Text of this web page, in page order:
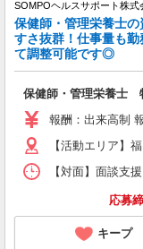
SOMPOヘルスサポート株
保健師・管理栄養士
すさ抜群！仕事量も
て調整可能です◎
保健師・管理栄養士
報酬：出来高制
【活動エリア】
【対面】面談支
応募
キープ